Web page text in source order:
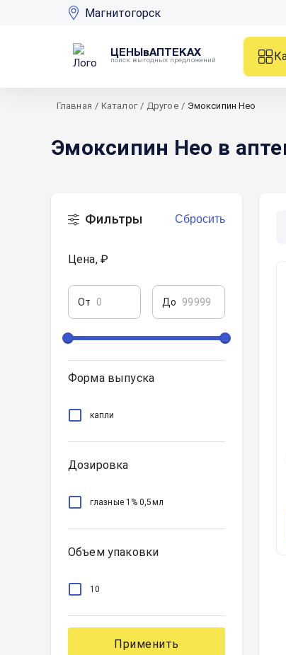
Магнитогорск
ЦЕНЫвАПТЕКАХ
поиск выгодных предложений
Главная / Каталог / Другое / Эмоксипин Нео
Эмоксипин Нео в
Фильтры Сбросить
Цена, ₽
От До
Форма выпуска
капли
Дозировка
глазные 1% 0,5мл
Объем упаковки
10
Применить